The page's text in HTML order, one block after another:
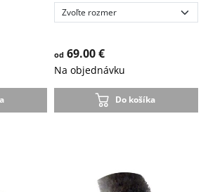
od 69.00 €
Na objednávku
Do košíka